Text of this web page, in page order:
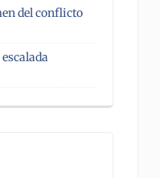
del conflicto